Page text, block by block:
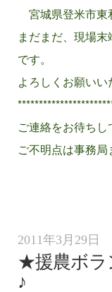
宮城県登米市東
まだまだ、現場
です。
よろしくお願いい
ご連絡をお待ちし
ご不明点は事務局
2011年3月29日
★援農ボラ
♪